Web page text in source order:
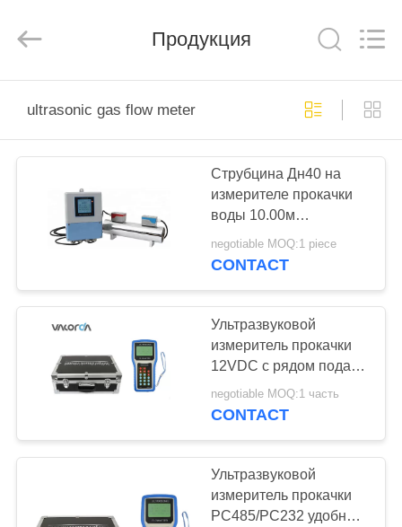
ПРОДУКТЫ
НАС
ПУТЕШЕСТВИЕ
ФАБРИКИ
ПРОВЕРКА
СВЯЖИТЕСЬ
Co.,
Reserved.
Продукция
ultrasonic gas flow meter
Струбцина Дн40 на
измерителе прокачки
воды 10.00м
ультразвуковом
negotiable MOQ:1 piece
CONTACT
Ультразвуковой
измеритель прокачки
12VDC с рядом подачи
0.03m/s-5.00m/s
водостойким
negotiable MOQ:1 часть
CONTACT
Ультразвуковой
измеритель прокачки
РС485/РС232 удобный